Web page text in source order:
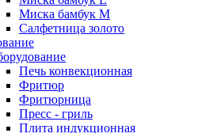
Миска бамбук M
Салфетница золото
Печь конвекционная
Фритюр
Фритюрница
Пресс - гриль
Плита индукционная